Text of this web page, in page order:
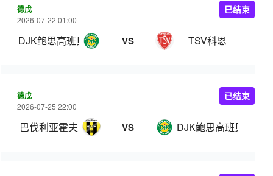
德戊
2026-07-22 01:00
DJK鲍思高班贝格 VS TSV科恩
已结束
德戊
2026-07-25 22:00
巴伐利亚霍夫 VS DJK鲍思高班贝格
已结束